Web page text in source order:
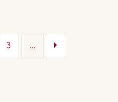
3 ...